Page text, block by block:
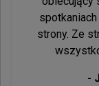
strony. Ze
-